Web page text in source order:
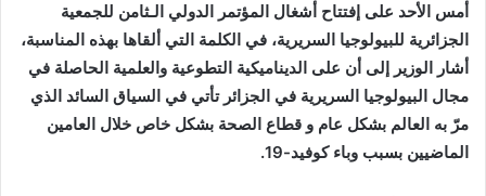
أمس الأحد على إفتتاح أشغال المؤتمر الدولي الـثامن للجمعية
الجزائرية للبيولوجيا السريرية، في الكلمة التي ألقاها بهذه المناسبة،
أشار الوزير إلى أن على الديناميكية التطوعية والعلمية الحاصلة في
مجال البيولوجيا السريرية في الجزائر تأتي في السياق السائد الذي
مرّ به العالم بشكل عام و قطاع الصحة بشكل خاص خلال العامين
الماضيين بسبب وباء كوفيد-19.